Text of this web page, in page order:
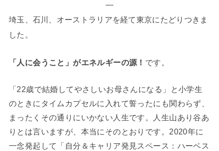
—
埼玉、石川、オーストラリアを経て東京にたどりつきま
した。
「人に会うこと」がエネルギーの源！ です。
「22歳で結婚してやさしいお母さんになる」と小学生
のときにタイムカプセルに入れて誓ったにも関わらず、
まったくその通りにいかない人生です。人生山あり谷あ
りとは言いますが、本当にそのとおりです。2020年に
一念発起して「自分＆キャリア発見スペース：ハーベス